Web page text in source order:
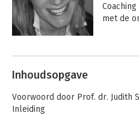
met de
(HR-
Andere boeken
Inhoudsopgave
Voorwoord door Prof. dr. Judith
Inleiding